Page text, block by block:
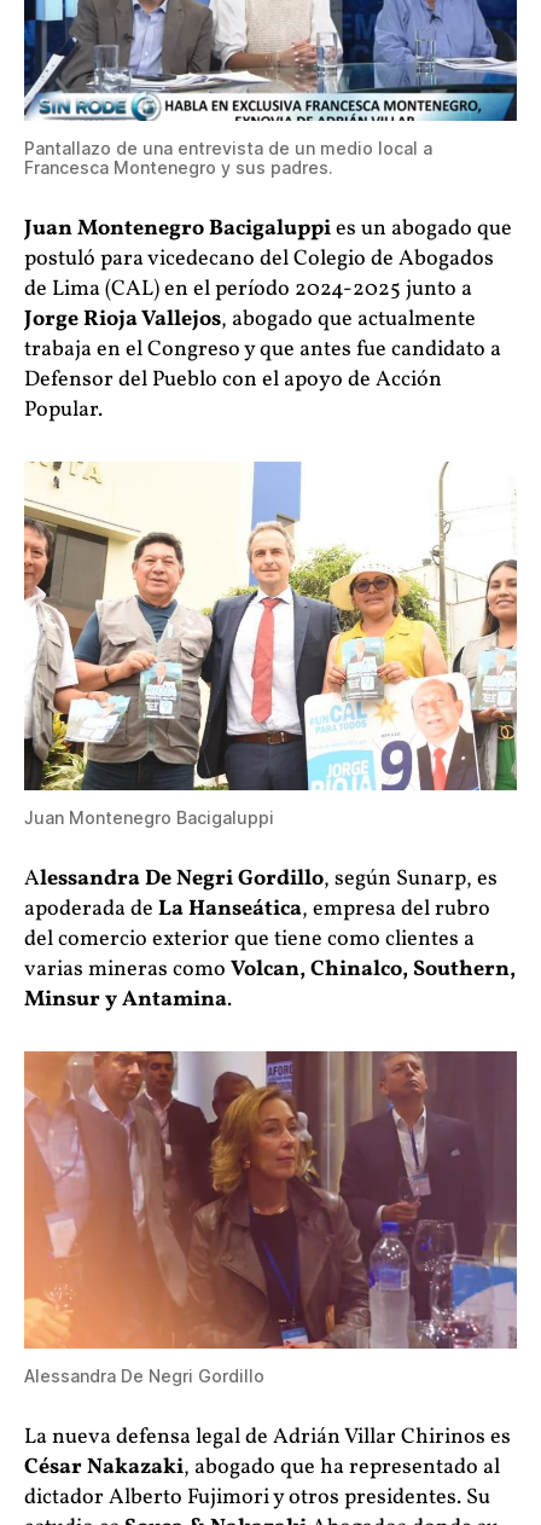
Pantallazo de una entrevista de un medio local a
Francesca Montenegro y sus padres.
Juan Montenegro Bacigaluppies un abogado que
postuló para vicedecano del Colegio de Abogados
de Lima (CAL) en el período 2024-2025 junto a
Jorge Rioja Vallejos, abogado que actualmente
trabaja en el Congreso y que antes fue candidato a
Defensor del Pueblo con el apoyo de Acción
Popular.
Juan Montenegro Bacigaluppi
Alessandra De Negri Gordillo, según Sunarp, es
apoderada de La Hanseática, empresa del rubro
del comercio exterior que tiene como clientes a
varias mineras como Volcan, Chinalco, Southern,
Minsur y Antamina.
Alessandra De Negri Gordillo
La nueva defensa legal de Adrián Villar Chirinos es
César Nakazaki, abogado que ha representado al
dictador Alberto Fujimori y otros presidentes. Su